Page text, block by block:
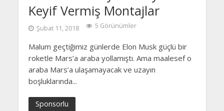
Keyif Vermiş Montajlar
Şubat 11, 2018 5 Görünümler
Malum geçtiğimiz günlerde Elon Musk güçlü bir
roketle Mars’a araba yollamıştı. Ama maalesef o
araba Mars’a ulaşamayacak ve uzayın
boşluklarında...
Sponsorlu